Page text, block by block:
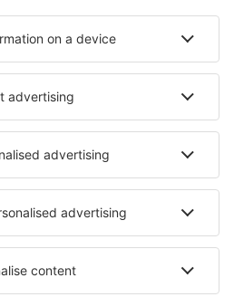
în 6th Of October City
în Shark Elowainat
în El Minya
- orașe
Cazare în Greenville